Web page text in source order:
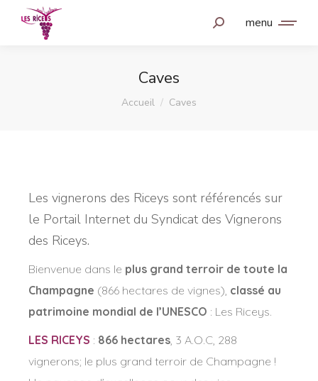
menu
Caves
Vous êtes ici :
Accueil Caves
Les vignerons des Riceys sont référencés sur
le Portail Internet du Syndicat des Vignerons
des Riceys.
Bienvenue dans le plus grand terroir de toute la
Champagne (866 hectares de vignes), classé au
patrimoine mondial de l’UNESCO : Les Riceys.
LES RICEYS : 866 hectares, 3 A.O.C, 288
vignerons; le plus grand terroir de Champagne !